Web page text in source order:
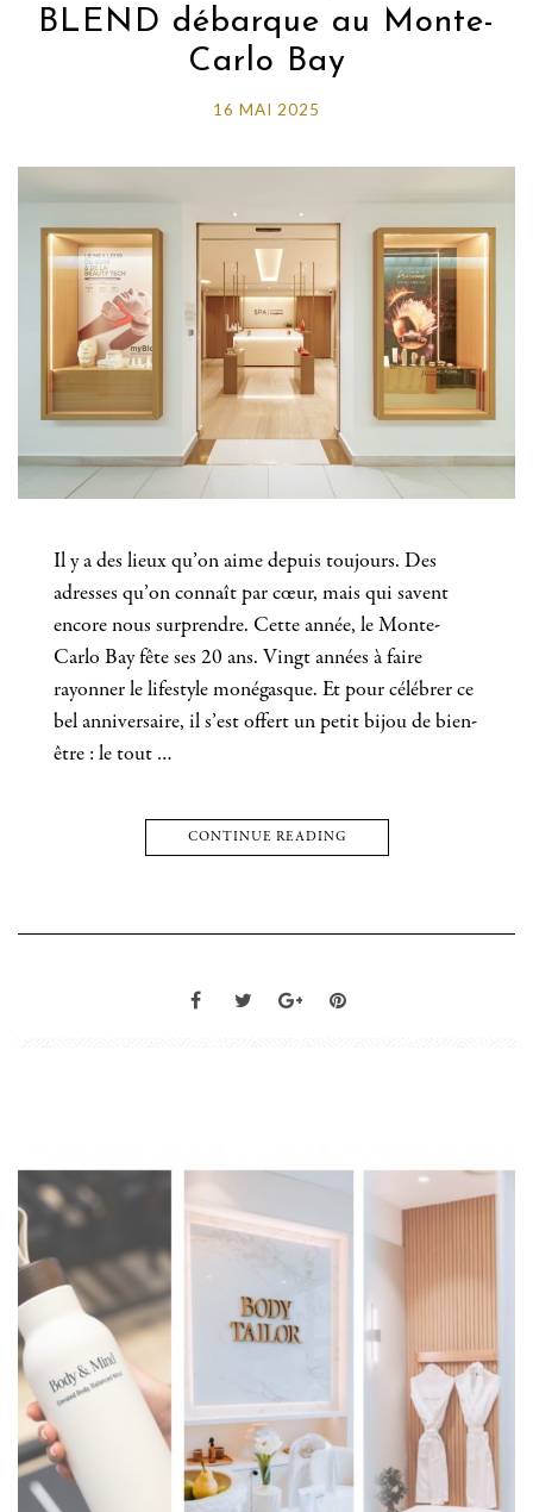
BLEND débarque au Monte-
Carlo Bay
16 MAI 2025
Il y a des lieux qu’on aime depuis toujours. Des
adresses qu’on connaît par cœur, mais qui savent
encore nous surprendre. Cette année, le Monte-
Carlo Bay fête ses 20 ans. Vingt années à faire
rayonner le lifestyle monégasque. Et pour célébrer ce
bel anniversaire, il s’est offert un petit bijou de bien-
être : le tout …
CONTINUE READING